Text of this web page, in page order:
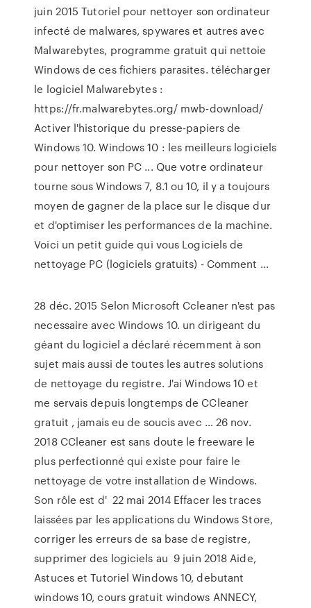
juin 2015 Tutoriel pour nettoyer son ordinateur
infecté de malwares, spywares et autres avec
Malwarebytes, programme gratuit qui nettoie
Windows de ces fichiers parasites. télécharger
le logiciel Malwarebytes :
https://fr.malwarebytes.org/ mwb-download/
Activer l'historique du presse-papiers de
Windows 10. Windows 10 : les meilleurs logiciels
pour nettoyer son PC ... Que votre ordinateur
tourne sous Windows 7, 8.1 ou 10, il y a toujours
moyen de gagner de la place sur le disque dur
et d'optimiser les performances de la machine.
Voici un petit guide qui vous Logiciels de
nettoyage PC (logiciels gratuits) - Comment ...
28 déc. 2015 Selon Microsoft Ccleaner n'est pas
necessaire avec Windows 10. un dirigeant du
géant du logiciel a déclaré récemment à son
sujet mais aussi de toutes les autres solutions
de nettoyage du registre. J'ai Windows 10 et
me servais depuis longtemps de CCleaner
gratuit , jamais eu de soucis avec … 26 nov.
2018 CCleaner est sans doute le freeware le
plus perfectionné qui existe pour faire le
nettoyage de votre installation de Windows.
Son rôle est d' 22 mai 2014 Effacer les traces
laissées par les applications du Windows Store,
corriger les erreurs de sa base de registre,
supprimer des logiciels au 9 juin 2018 Aide,
Astuces et Tutoriel Windows 10, debutant
windows 10, cours gratuit windows ANNECY,